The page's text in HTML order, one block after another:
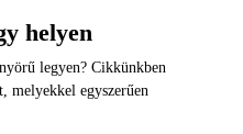
helyen
legyen? Cikkünkben
melyekkel egyszerűen